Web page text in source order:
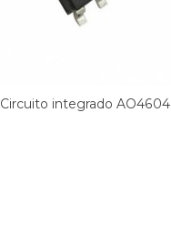
Circuito integrado AO4604